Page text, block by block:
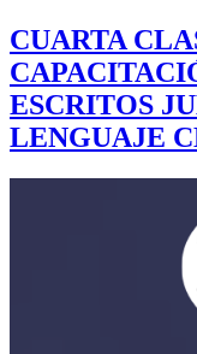
CUARTA
ESCRITOS
LENGUAJE